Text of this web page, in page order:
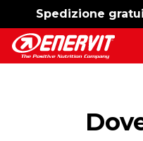
Spedizione -15%